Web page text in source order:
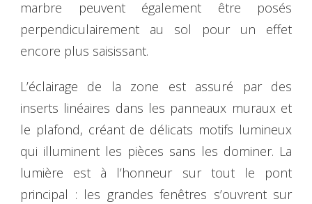
marbre peuvent également être posés
perpendiculairement au sol pour un effet
encore plus saisissant.
L’éclairage de la zone est assuré par des
inserts linéaires dans les panneaux muraux et
le plafond, créant de délicats motifs lumineux
qui illuminent les pièces sans les dominer. La
lumière est à l’honneur sur tout le pont
principal : les grandes fenêtres s’ouvrent sur